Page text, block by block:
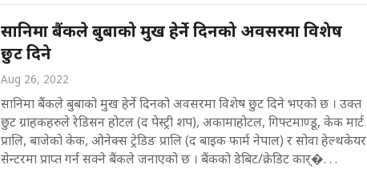
सानिमा बैंकले बुबाको मुख हेर्ने दिनको अवसरमा विशेष
छुट दिने
Aug 26, 2022
सानिमा बैंकले बुबाको मुख हेर्ने दिनको अवसरमा विशेष छुट दिने भएको छ । उक्त
छुट ग्राहकहरुले रेडिसन होटल (द पेस्ट्री शप), अकामाहोटल, गिफ्टमाण्डू, केक मार्ट
प्रालि, बाजेको केक, ओनेक्स ट्रेडिङ प्रालि (द बाइक फार्म नेपाल) र सोवा हेल्थकेयर
सेन्टरमा प्राप्त गर्न सक्ने बैंकले जनाएको छ । बैंकको डेबिट/क्रेडिट कार्�. . .